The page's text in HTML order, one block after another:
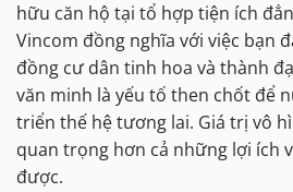
hữu căn hộ tại tổ hợp tiện ích
Vincom đồng nghĩa với việc bạn
đồng cư dân tinh hoa và thành
văn minh là yếu tố then chốt để
triển thế hệ tương lai. Giá trị vô
quan trọng hơn cả những lợi ích
được.